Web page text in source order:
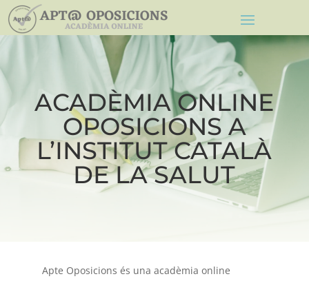
ACADÈMIA ONLINE
OPOSICIONS A
L’INSTITUT CATALÀ
DE LA SALUT
Apte Oposicions és una acadèmia online